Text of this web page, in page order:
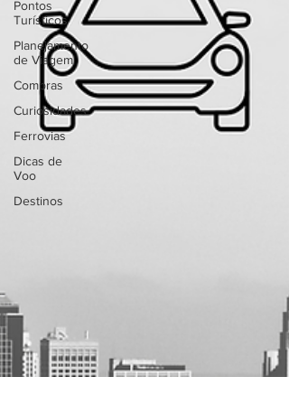
Pontos
Turísticos
Planejamento
de Viagem
Compras
Curiosidades
Ferrovias
Dicas de
Voo
Destinos